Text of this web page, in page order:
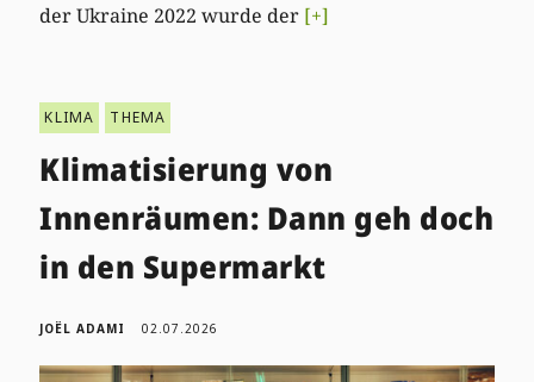
der Ukraine 2022 wurde der [+]
KLIMA THEMA
Klimatisierung von
Innenräumen: Dann geh doch
in den Supermarkt
JOËL ADAMI 02.07.2026